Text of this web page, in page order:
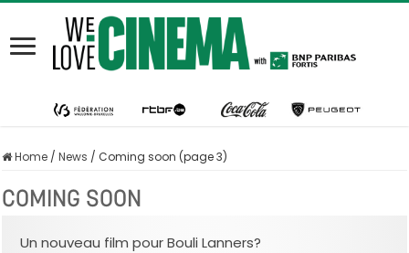
Home / News / Coming soon (page 3)
COMING SOON
Un nouveau film pour Bouli Lanners?